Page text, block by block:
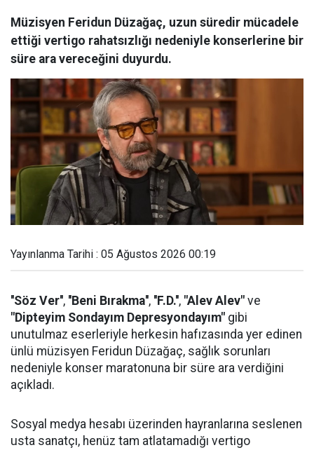
Müzisyen Feridun Düzağaç, uzun süredir mücadele
ettiği vertigo rahatsızlığı nedeniyle konserlerine bir
süre ara vereceğini duyurdu.
Yayınlanma Tarihi : 05 Ağustos 2026 00:19
''Söz Ver'', ''Beni Bırakma'', ''F.D.'', "Alev Alev" ve
"Dipteyim Sondayım Depresyondayım" gibi
unutulmaz eserleriyle herkesin hafızasında yer edinen
ünlü müzisyen Feridun Düzağaç, sağlık sorunları
nedeniyle konser maratonuna bir süre ara verdiğini
açıkladı.
Sosyal medya hesabı üzerinden hayranlarına seslenen
usta sanatçı, henüz tam atlatamadığı vertigo